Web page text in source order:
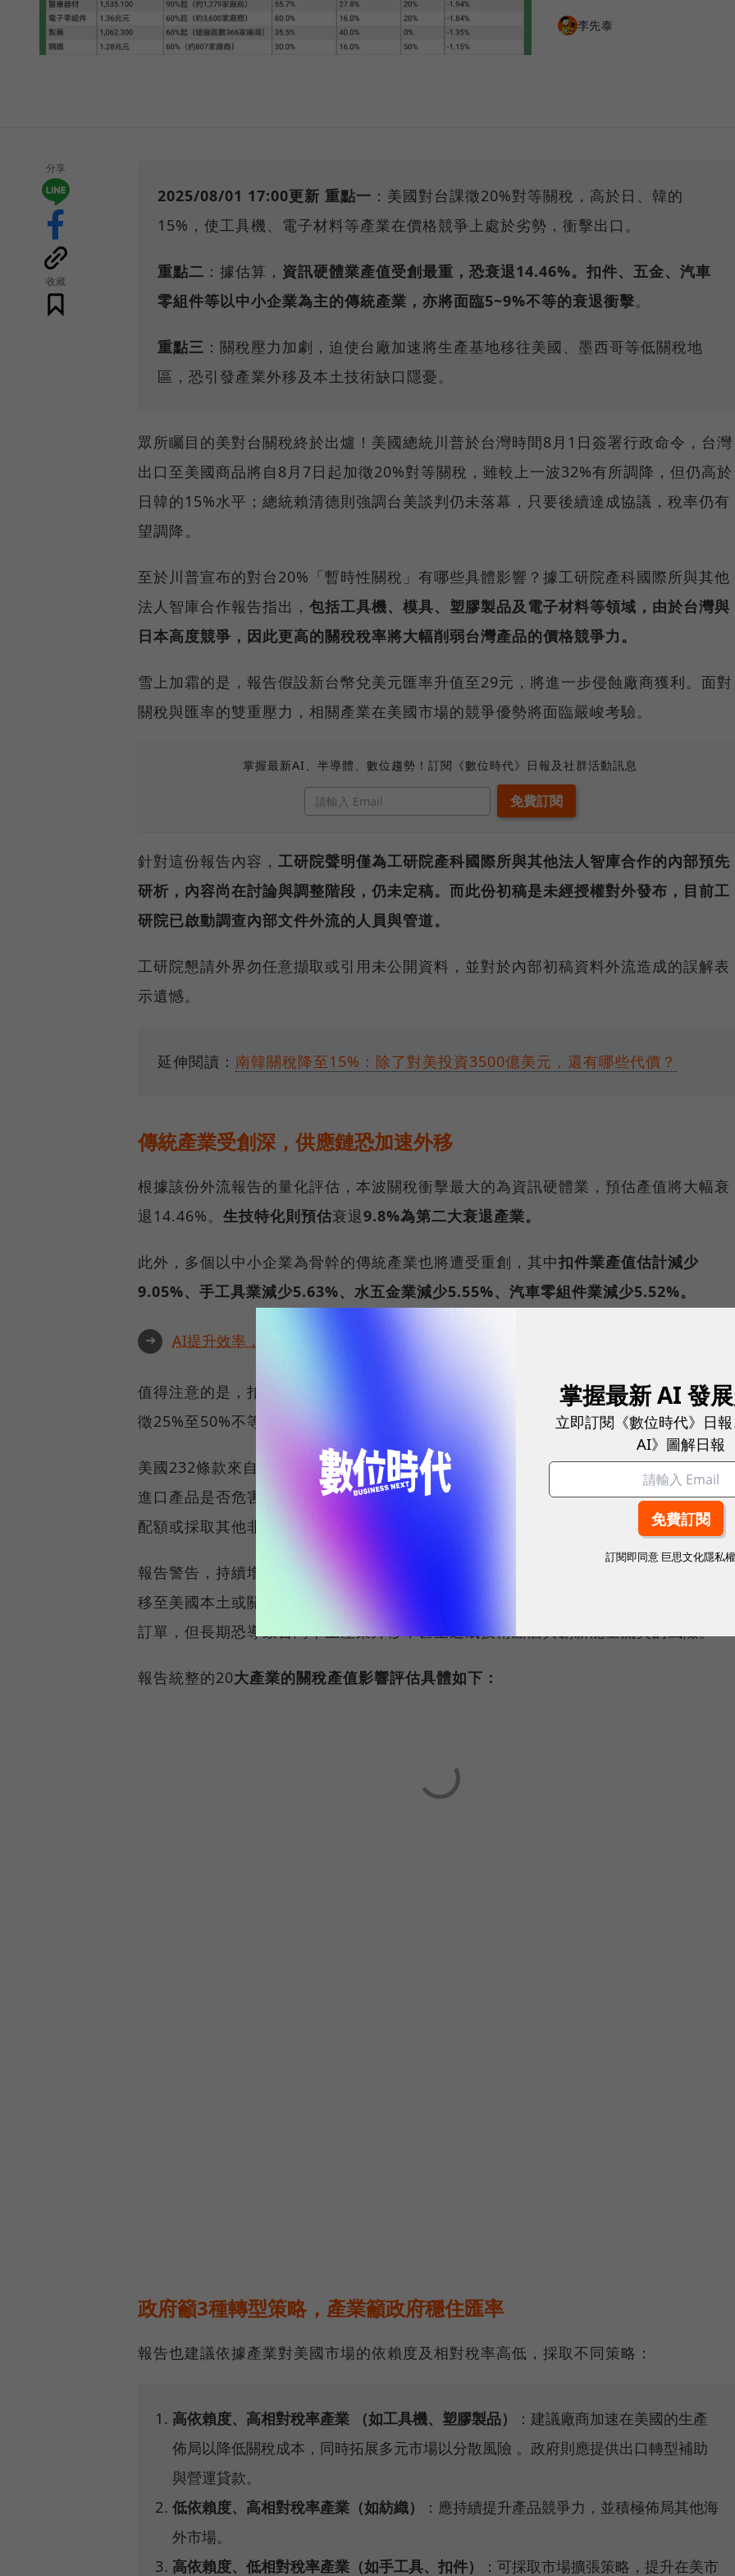
李先泰
分享
收藏
2025/08/01 17:00更新 重點一 ：美國對台課徵20%對等關稅，高於日、韓的
15%，使工具機、電子材料等產業在價格競爭上處於劣勢，衝擊出口。
重點二 ：據估算， 資訊硬體業產值受創最重，恐衰退14.46%。扣件、五金、汽車
零組件等以中小企業為主的傳統產業，亦將面臨5~9%不等的衰退衝擊。
重點三 ：關稅壓力加劇，迫使台廠加速將生產基地移往美國、墨西哥等低關稅地
區，恐引發產業外移及本土技術缺口隱憂。
眾所矚目的美對台關稅終於出爐！美國總統川普於台灣時間8月1日簽署行政命令，台灣
出口至美國商品將自8月7日起加徵20%對等關稅，雖較上一波32%有所調降，但仍高於
日韓的15%水平；總統賴清德則強調台美談判仍未落幕，只要後續達成協議，稅率仍有
望調降。
至於川普宣布的對台20%「暫時性關稅」有哪些具體影響？據工研院產科國際所與其他
法人智庫合作報告指出， 包括工具機、模具、塑膠製品及電子材料等領域，由於台灣與
日本高度競爭，因此更高的關稅稅率將大幅削弱台灣產品的價格競爭力。
雪上加霜的是，報告假設新台幣兌美元匯率升值至29元，將進一步侵蝕廠商獲利。面對
關稅與匯率的雙重壓力，相關產業在美國市場的競爭優勢將面臨嚴峻考驗。
掌握最新AI、半導體、數位趨勢！訂閱《數位時代》日報及社群活動訊息
針對這份報告內容， 工研院聲明僅為工研院產科國際所與其他法人智庫合作的內部預先
研析，內容尚在討論與調整階段，仍未定稿。而此份初稿是未經授權對外發布，目前工
研院已啟動調查內部文件外流的人員與管道。
工研院懇請外界勿任意擷取或引用未公開資料，並對於內部初稿資料外流造成的誤解表
示遺憾。
延伸閱讀： 南韓關稅降至15%：除了對美投資3500億美元，還有哪些代價？
傳統產業受創深，供應鏈恐加速外移
根據該份外流報告的量化評估，本波關稅衝擊最大的為資訊硬體業，預估產值將大幅衰
退14.46%。 生技特化則預估衰退9.8%為第二大衰退產業。
此外，多個以中小企業為骨幹的傳統產業也將遭受重創，其中扣件業產值估計減少
9.05%、手工具業減少5.63%、水五金業減少5.55%、汽車零組件業減少5.52%。
➜ AI提升效率，永續決定未來！全球永續指標企業認證☀️100 MVP等你角逐雙獎榮譽
值得注意的是，扣件、鋼鐵及汽車零組件等產業，除了本次的對等關稅外，先前已被課
徵25%至50%不等的232條款國安關稅，處境更為艱難。
美國232條款來自1962年《貿易擴張法》(Trade Expansion Act）第232條，用來調查
進口產品是否危害國家安全。若美方認定產品對美有威脅，美國總統可加徵關稅、設定
配額或採取其他非貿易措施來保護美國。
報告警告，持續增加的關稅成本正迫使企業加速全球供應鏈的重新佈局，將生產基地轉
移至美國本土或關稅較低的墨西哥等國家，以規避高額關稅。此趨勢雖有助於企業維持
訂單，但長期恐導致台灣本土產業外移，甚至造成技術斷層與創新能量流失的風險。
報告統整的20大產業的關稅產值影響評估具體如下：
政府籲3種轉型策略，產業籲政府穩住匯率
報告也建議依據產業對美國市場的依賴度及相對稅率高低，採取不同策略：
高依賴度、高相對稅率產業 （如工具機、塑膠製品）
：建議廠商加速在美國的生產
佈局以降低關稅成本，同時拓展多元市場以分散風險 。政府則應提供出口轉型補助
與營運貸款。
低依賴度、高相對稅率產業（如紡織）
：應持續提升產品競爭力，並積極佈局其他海
外市場。
高依賴度、低相對稅率產業（如手工具、扣件）
：可採取市場擴張策略，提升在美市
掌握最新 AI 發
立即訂閱《數位時代》日
AI》圖解日報
訂閱即同意 巨思文化隱私